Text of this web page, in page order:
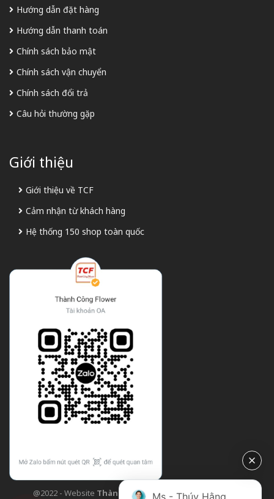
Hướng dẫn đặt hàng
Hướng dẫn thanh toán
Chính sách bảo mật
Chính sách vận chuyển
Chính sách đổi trả
Câu hỏi thường gặp
Giới thiệu
Giới thiệu về TCF
Cảm nhận từ khách hàng
Hệ thống 150 shop toàn quốc
@2022 - Website Thành Công Flower| Design bởi
Ms - Thúy Hằng